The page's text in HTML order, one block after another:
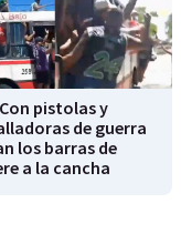
pistolas y
de guerra
los barras de
a la cancha